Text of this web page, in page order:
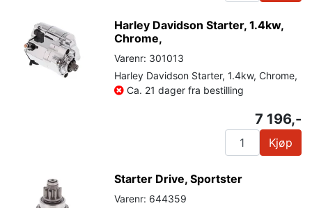
Harley Davidson Starter, 1.4kw,
Chrome,
Varenr: 301013
Harley Davidson Starter, 1.4kw, Chrome,
Ca. 21 dager fra bestilling
7 196,-
Kjøp
Starter Drive, Sportster
Varenr: 644359